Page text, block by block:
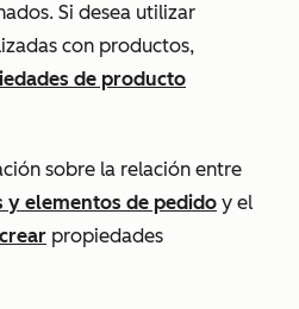
Si desea utilizar
con productos,
de producto
sobre la relación entre
y elementos de pedido y el
propiedades